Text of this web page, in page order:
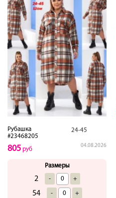
Рубашка
#23468205
24-45
04.08.2026
805 руб
Размеры
2 - +
54 - +